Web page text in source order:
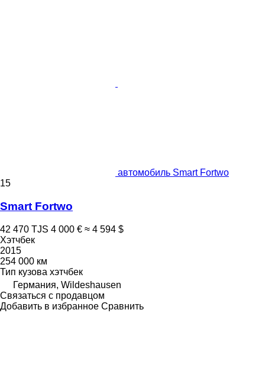
автомобиль Smart Fortwo
15
Smart Fortwo
42 470 TJS 4 000 € ≈ 4 594 $
Хэтчбек
2015
254 000 км
Тип кузова хэтчбек
Германия, Wildeshausen
Связаться с продавцом
Добавить в избранное Сравнить